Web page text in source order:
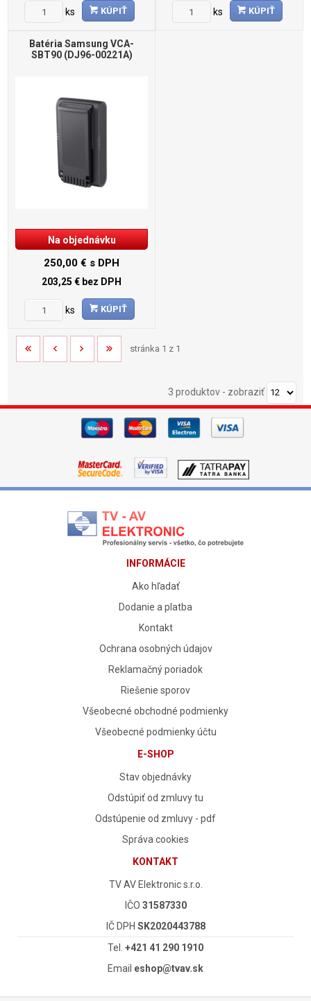
ks KÚPIŤ ks KÚPIŤ
Batéria Samsung VCA-
SBT90 (DJ96-00221A)
Na objednávku
250,00 € s DPH
203,25 € bez DPH
ks KÚPIŤ
stránka 1 z 1
3 produktov- zobraziť
INFORMÁCIE
Ako hľadať
Dodanie a platba
Kontakt
Ochrana osobných údajov
Reklamačný poriadok
Riešenie sporov
Všeobecné obchodné podmienky
Všeobecné podmienky účtu
E-SHOP
Stav objednávky
Odstúpiť od zmluvy tu
Odstúpenie od zmluvy - pdf
Správa cookies
KONTAKT
TV AV Elektronic s.r.o.
IČO 31587330
IČ DPH SK2020443788
Tel. +421 41 290 1910
Email eshop@tvav.sk